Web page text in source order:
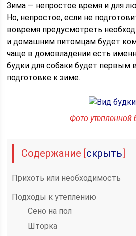
Зима — непростое время и для
Но, непростое, если не
вовремя предусмотреть
и домашним питомцам будет
чаще в домовладении есть
будки для собаки будет
подготовке к зиме.
Фото утепленной
Содержание [скрыть]
Прихоть или необходимость
Подходы к утеплению
Сено на пол
Шторка